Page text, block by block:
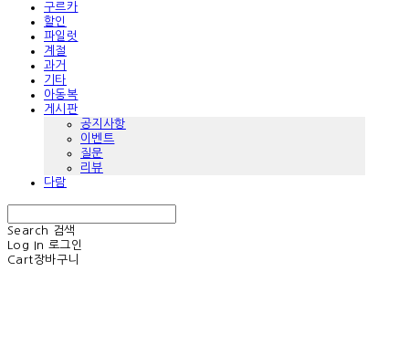
구르카
할인
파일럿
계절
과거
기타
아동복
게시판
공지사항
이벤트
질문
리뷰
다람
Search
검색
Log In 로그인
Cart장바구니